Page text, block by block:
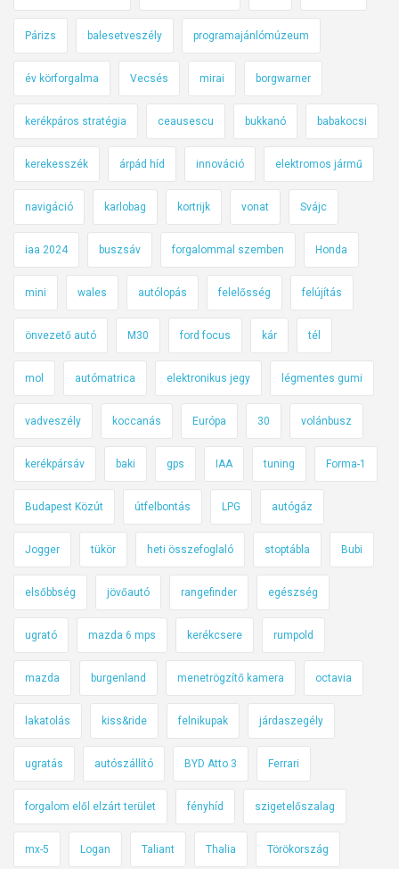
Párizs balesetveszély programajánlómúzeum
év körforgalma Vecsés mirai borgwarner
kerékpáros stratégia ceausescu bukkanó babakocsi
kerekesszék árpád híd innováció elektromos jármű
navigáció karlobag kortrijk vonat Svájc
iaa 2024 buszsáv forgalommal szemben Honda
mini wales autólopás felelősség felújítás
önvezető autó M30 ford focus kár tél
mol autómatrica elektronikus jegy légmentes gumi
vadveszély koccanás Európa 30 volánbusz
kerékpársáv baki gps IAA tuning Forma-1
Budapest Közút útfelbontás LPG autógáz
Jogger tükör heti összefoglaló stoptábla Bubi
elsőbbség jövőautó rangefinder egészség
ugrató mazda 6 mps kerékcsere rumpold
mazda burgenland menetrögzítő kamera octavia
lakatolás kiss&ride felnikupak járdaszegély
ugratás autószállító BYD Atto 3 Ferrari
forgalom elől elzárt terület fényhíd szigetelőszalag
mx-5 Logan Taliant Thalia Törökország